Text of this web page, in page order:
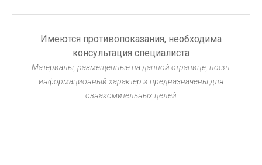
Герметизация фиссур у детей: защита от
30 ИЮНЯ, 2026
Блог
Имеются противопоказания, необходима
консультация специалиста
Материалы, размещенные на данной странице, носят
информационный характер и предназначены для
ознакомительных целей